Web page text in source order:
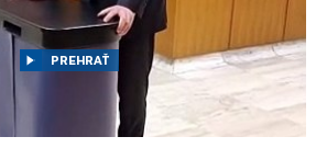
PREHRAŤ